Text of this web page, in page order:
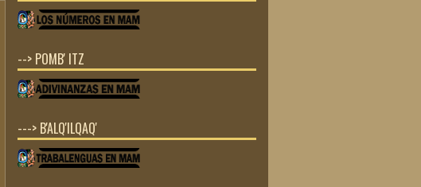
--> POMB' ITZ
---> B'ALQ'ILQAQ'